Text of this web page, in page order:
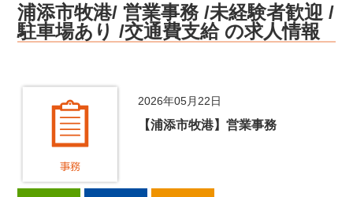
浦添市牧港/ 営業事務 /未経験者歓迎 /
駐車場あり /交通費支給の求人情報
2026年05月22日
【浦添市牧港】営業事務